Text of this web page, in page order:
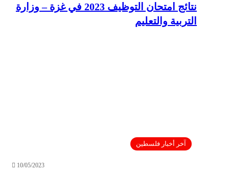
نتائج امتحان التوظيف 2023 في غزة – وزارة
التربية والتعليم
آخر أخبار فلسطين
10/05/2023